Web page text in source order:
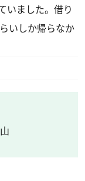
いました。借り
いしか帰らなか